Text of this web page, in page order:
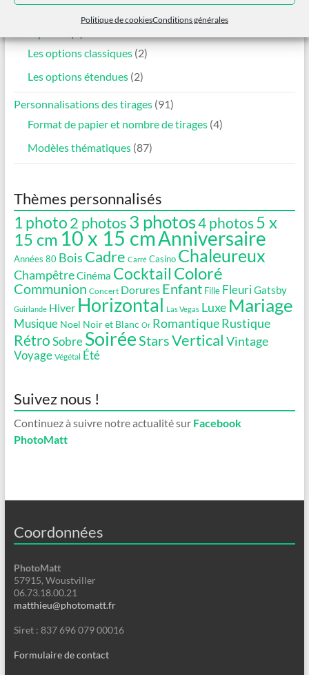
Politique de cookiesConditions générales
peuvent
choisies
sur
la
page
du
produit
Formules PhotoMatt(4)
Les options classiques (2)
Les options étendues (2)
Personnalisations des tirages (91)
Format de papier et nombre de tirages (4)
Modèles thématiques (87)
Thèmes personnalisés
1 photo2 photos3 photos4 photos5 x
15 cm 10 x 15 cmAnniversaire
Années 80 Bois Cadre Carré Casino Chaleureux
ChampêtreCinéma Cocktail Coloré
Communion Concert Dorures Enfant Fille FleuriGatsby
Guirlande Hiver Horizontal Las Vegas Luxe Mariage
Musique Noel Noir et Blanc Or RomantiqueRustique
RétroSobre Soirée StarsVertical Vintage
Voyage Végétal Été
Suivez nous !
Continuez à suivre notre actualité sur Facebook
PhotoMatt
Coordonnées
PhotoMatt
57915, Woustviller
06.73.18.00.21
matthieu@photomatt.fr
Siret : 837 696 079 00016
Formulaire de contact